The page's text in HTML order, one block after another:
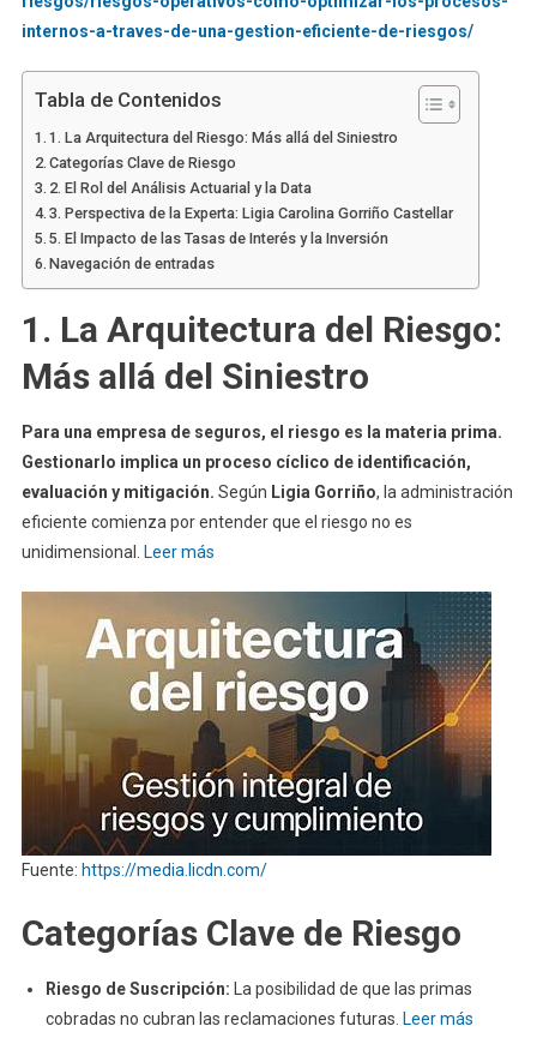
internos-a-traves-de-una-gestion-eficiente-de-riesgos/
Tabla de Contenidos
1. La Arquitectura del Riesgo: Más allá del Siniestro
Categorías Clave de Riesgo
2. El Rol del Análisis Actuarial y la Data
3. Perspectiva de la Experta: Ligia Carolina Gorriño Castellar
5. El Impacto de las Tasas de Interés y la Inversión
Navegación de entradas
1. La Arquitectura del Riesgo:
Más allá del Siniestro
Para una empresa de seguros, el riesgo es la materia prima.
Gestionarlo implica un proceso cíclico de identificación,
evaluación y mitigación. Según Ligia Gorriño, la administración
eficiente comienza por entender que el riesgo no es
unidimensional. Leer más
Fuente: https://media.licdn.com/
Categorías Clave de Riesgo
Riesgo de Suscripción: La posibilidad de que las primas
cobradas no cubran las reclamaciones futuras. Leer más